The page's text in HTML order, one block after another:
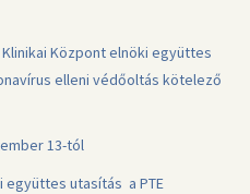
Központ elnöki együttes
elleni védőoltás kötelező
13-tól
együttes utasítás a PTE